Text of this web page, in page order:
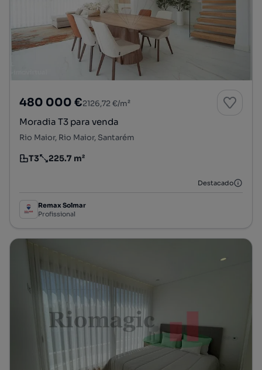
480 000 €2126,72 €/m²
Moradia T3 para venda
Rio Maior, Rio Maior, Santarém
Tipologia
T3
Preço por metro quadrado
225.7 m²
Destacado
Remax Solmar
Profissional